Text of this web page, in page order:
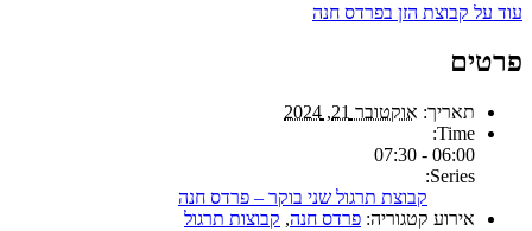
עוד על קבוצת הזן בפרדס חנה
פרטים
תאריך: אוקטובר 21, 2024
Time:
06:00 - 07:30
Series:
קבוצת תרגול שני בוקר – פרדס חנה
אירוע קטגוריה: פרדס חנה, קבוצות תרגול